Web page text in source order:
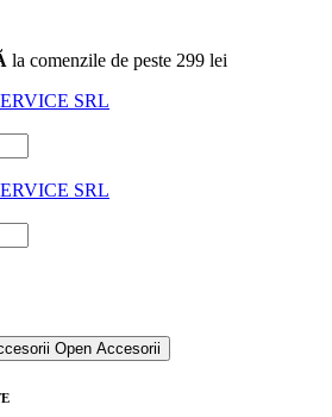
la comenzile de peste 299 lei
Open Accesorii